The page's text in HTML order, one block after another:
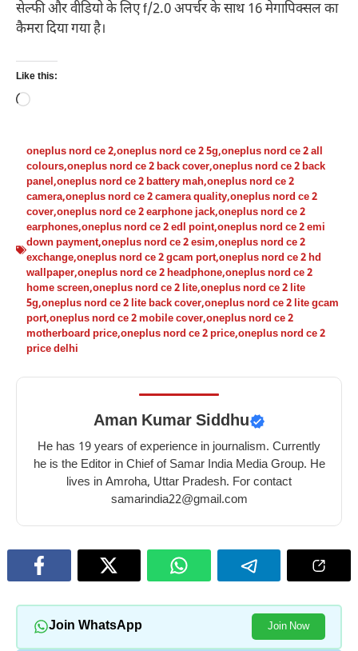
सेल्फी और वीडियो के लिए f/2.0 अपर्चर के साथ 16 मेगापिक्सल का
कैमरा दिया गया है।
Like this:
Loading…
oneplus nord ce 2,oneplus nord ce 2 5g,oneplus nord ce 2 all
colours,oneplus nord ce 2 back cover,oneplus nord ce 2 back
panel,oneplus nord ce 2 battery mah,oneplus nord ce 2
camera,oneplus nord ce 2 camera quality,oneplus nord ce 2
cover,oneplus nord ce 2 earphone jack,oneplus nord ce 2
earphones,oneplus nord ce 2 edl point,oneplus nord ce 2 emi
down payment,oneplus nord ce 2 esim,oneplus nord ce 2
exchange,oneplus nord ce 2 gcam port,oneplus nord ce 2 hd
wallpaper,oneplus nord ce 2 headphone,oneplus nord ce 2
home screen,oneplus nord ce 2 lite,oneplus nord ce 2 lite
5g,oneplus nord ce 2 lite back cover,oneplus nord ce 2 lite gcam
port,oneplus nord ce 2 mobile cover,oneplus nord ce 2
motherboard price,oneplus nord ce 2 price,oneplus nord ce 2
price delhi
Aman Kumar Siddhu
He has 19 years of experience in journalism. Currently
he is the Editor in Chief of Samar India Media Group. He
lives in Amroha, Uttar Pradesh. For contact
samarindia22@gmail.com
Join WhatsApp Join Now